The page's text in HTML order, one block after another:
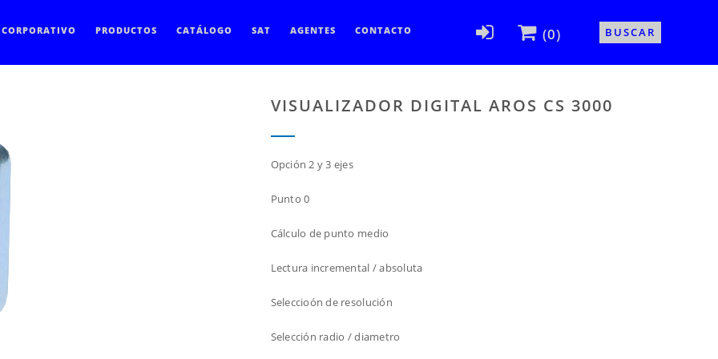
BUSCAR
(0)
CORPORATIVO PRODUCTOS CATÁLOGO SAT AGENTES CONTACTO
VISUALIZADOR DIGITAL AROS CS 3000
Opción 2 y 3 ejes
Punto 0
Cálculo de punto medio
Lectura incremental / absoluta
Seleccioón de resolución
Selección radio / diametro